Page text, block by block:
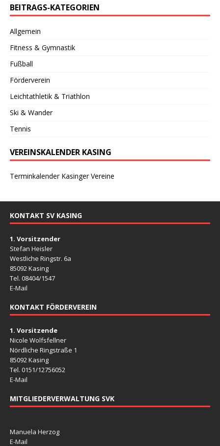
BEITRAGS-KATEGORIEN
Allgemein
Fitness & Gymnastik
Fußball
Förderverein
Leichtathletik & Triathlon
Ski & Wander
Tennis
VEREINSKALENDER KASING
Terminkalender Kasinger Vereine
KONTAKT SV KASING
1. Vorsitzender
Stefan Heisler
Westliche Ringstr. 6a
85092 Kasing
Tel. 08404/1547
E-Mail
KONTAKT FÖRDERVEREIN
1. Vorsitzende
Nicole Wolfsfellner
Nördliche Ringstraße 1
85092 Kasing
Tel. 0151/12756052
E-Mail
MITGLIEDERVERWALTUNG SVK
Manuela Herzog
E-Mail